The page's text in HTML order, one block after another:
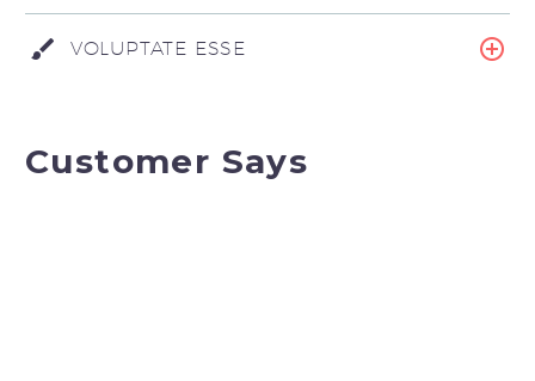
VOLUPTATE ESSE
Customer Says